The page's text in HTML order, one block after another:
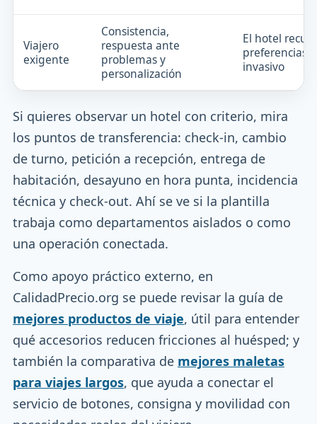
Viajero
exigente
Consistencia,
respuesta ante
problemas y
personalización
El hotel
preferencias
invasivo
Si quieres observar un hotel con criterio, mira
los puntos de transferencia: check-in, cambio
de turno, petición a recepción, entrega de
habitación, desayuno en hora punta, incidencia
técnica y check-out. Ahí se ve si la plantilla
trabaja como departamentos aislados o como
una operación conectada.
Como apoyo práctico externo, en
CalidadPrecio.org se puede revisar la guía de
mejores productos de viaje, útil para entender
qué accesorios reducen fricciones al huésped; y
también la comparativa de mejores maletas
para viajes largos, que ayuda a conectar el
servicio de botones, consigna y movilidad con